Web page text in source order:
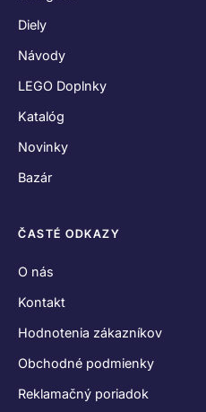
Diely
Návody
LEGO Doplnky
Katalóg
Novinky
Bazár
ČASTÉ ODKAZY
O nás
Kontakt
Hodnotenia zákazníkov
Obchodné podmienky
Reklamačný poriadok